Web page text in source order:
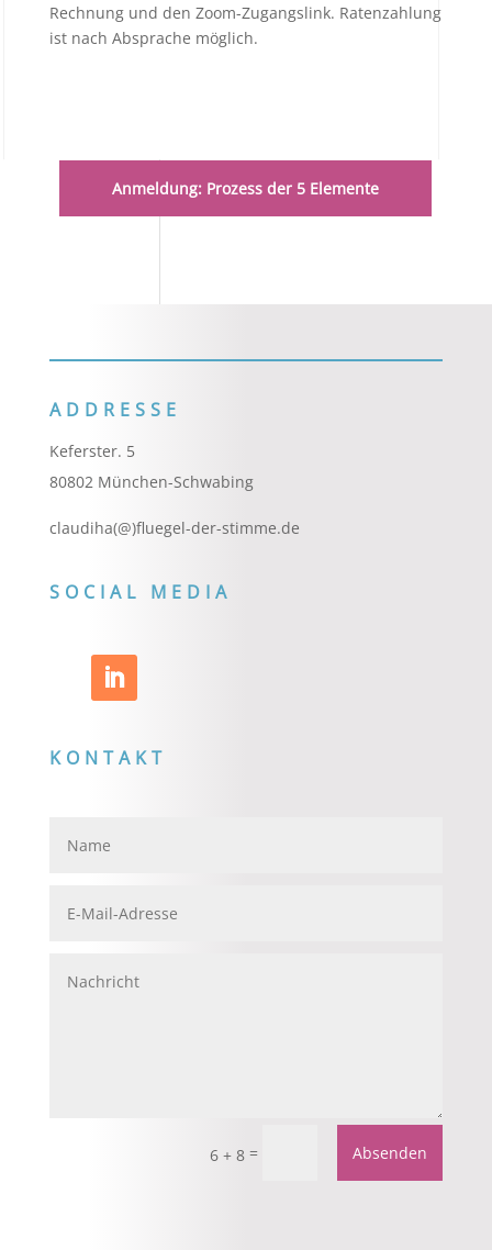
Rechnung und den Zoom-Zugangslink. Ratenzahlung
ist nach Absprache möglich.
Anmeldung: Prozess der 5 Elemente
ADDRESSE
Keferster. 5
80802 München-Schwabing
claudiha(@)fluegel-der-stimme.de
SOCIAL MEDIA
KONTAKT
6 + 8 = Absenden